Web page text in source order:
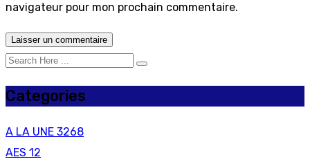
navigateur pour mon prochain commentaire.
Categories
A LA UNE 3268
AES 12